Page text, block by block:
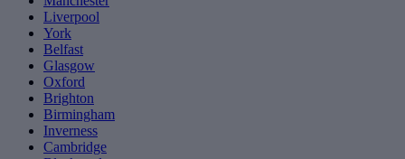
Liverpool
York
Belfast
Glasgow
Oxford
Brighton
Birmingham
Inverness
Cambridge